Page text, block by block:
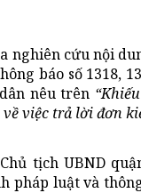
nghiên cứu nội
báo số 1318,
nêu trên
việc trả lời đơn
tịch UBND
pháp luật và